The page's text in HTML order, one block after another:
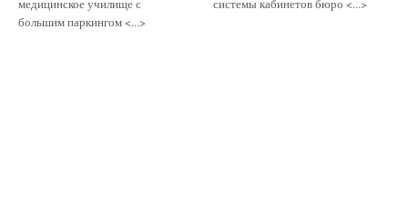
медицинское училище с
большим паркингом <...>
системы кабинетов бюро <...>